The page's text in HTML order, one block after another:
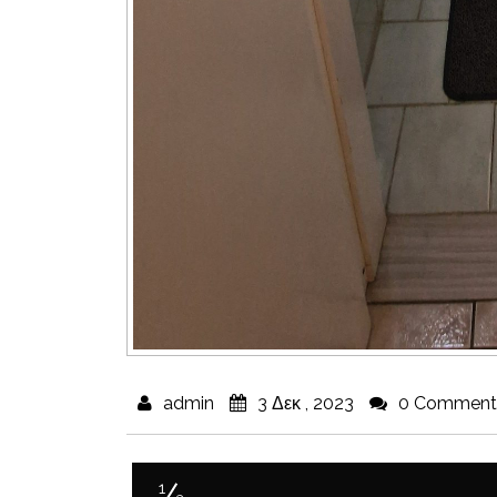
admin 3 Δεκ , 2023 0
1